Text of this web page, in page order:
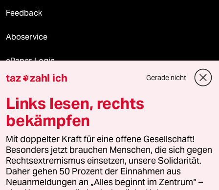
Feedback
Aboservice
ePaper Login
Downloads für Abonnierende
© 2026 taz Verlags und Vertriebs GmbH
Alle Rechte vorbehalten. Bei rechtlichen Fragen oder für Genehmigungen
wenden Sie sich bitte an
lizenzen@taz.de
Feedback Redaktionsstatut Kommune-Richtlinien
taz zahl ich Gerade nicht
Links lesen, rechts
bekämpfen
Mit doppelter Kraft für eine offene Gesellschaft!
Besonders jetzt brauchen Menschen, die sich gegen
Rechtsextremismus einsetzen, unsere Solidarität.
Daher gehen 50 Prozent der Einnahmen aus
Neuanmeldungen an „Alles beginnt im Zentrum“ –